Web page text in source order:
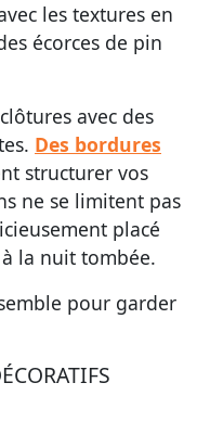
les textures en
écorces de pin
avec des
Des bordures
structurer vos
ne se limitent pas
placé
la nuit tombée.
pour garder